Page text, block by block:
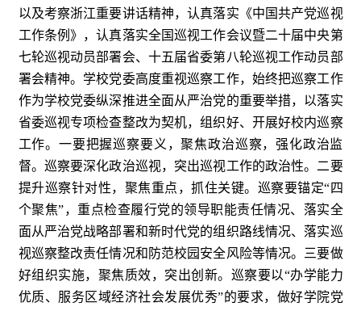
以及考察浙江重要讲话精神，认真落实《中国共产党巡视
工作条例》，认真落实全国巡视工作会议暨二十届中央第
七轮巡视动员部署会、十五届省委第八轮巡视工作动员部
署会精神。学校党委高度重视巡察工作，始终把巡察工作
作为学校党委纵深推进全面从严治党的重要举措，以落实
省委巡视专项检查整改为契机，组织好、开展好校内巡察
工作。一要把握巡察要义，聚焦政治巡察，强化政治监
督。巡察要深化政治巡视，突出巡视工作的政治性。二要
提升巡察针对性，聚焦重点，抓住关键。巡察要锚定“四
个聚焦”，重点检查履行党的领导职能责任情况、落实全
面从严治党战略部署和新时代党的组织路线情况、落实巡
视巡察整改责任情况和防范校园安全风险等情况。三要做
好组织实施，聚焦质效，突出创新。巡察要以“办学能力
优质、服务区域经济社会发展优秀”的要求，做好学院党